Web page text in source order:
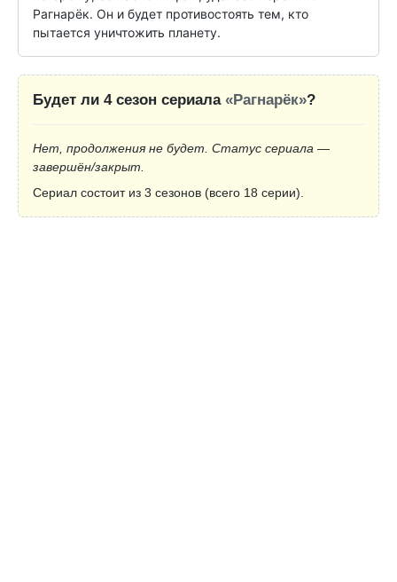
Рагнарёк. Он и будет противостоять тем, кто
пытается уничтожить планету.
Будет ли 4 сезон сериала «Рагнарёк»?
Нет, продолжения не будет. Статус сериала —
завершён/закрыт.
Сериал состоит из 3 сезонов (всего 18 серии).